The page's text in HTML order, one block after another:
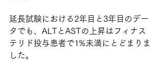
延長試験における2年目と3年目のデー
タでも、ALTとASTの上昇はフィナス
テリド投与患者で1%未満にとどまりま
した。